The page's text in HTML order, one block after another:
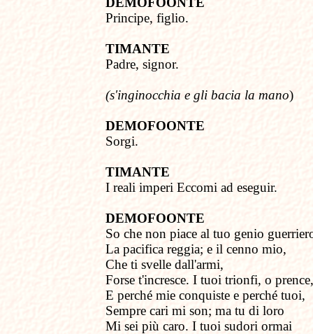
Principe, figlio.
TIMANTE
Padre, signor.
(s'inginocchia e gli bacia la mano)
DEMOFOONTE
Sorgi.
TIMANTE
I reali imperi Eccomi ad eseguir.
DEMOFOONTE
So che non piace al tuo genio
La pacifica reggia; e il cenno mio,
Che ti svelle dall'armi,
Forse t'incresce. I tuoi trionfi, o prence,
E perché mie conquiste e perché tuoi,
Sempre cari mi son; ma tu di loro
Mi sei più caro. I tuoi sudori ormai